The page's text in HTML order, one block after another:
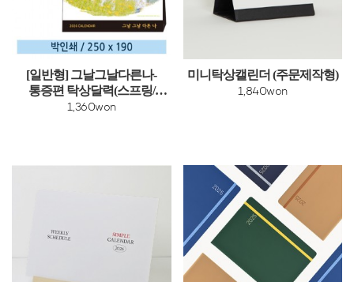
[일반형] 그날그날다른나-
통증편 탁상달력(스프링/
종이링)
1,360won
미니탁상캘린더 (주문제작형)
1,840won